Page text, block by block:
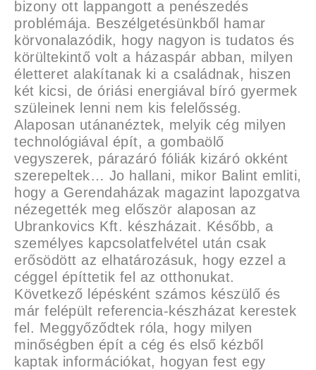
bizony ott lappangott a penészedés
problémája. Beszélgetésünkből hamar
körvonalazódik, hogy nagyon is tudatos és
körültekintő volt a házaspár abban, milyen
életteret alakítanak ki a családnak, hiszen
két kicsi, de óriási energiával bíró gyermek
szüleinek lenni nem kis felelősség.
Alaposan utánanéztek, melyik cég milyen
technológiával épít, a gombaölő
vegyszerek, párazáró fóliák kizáró okként
szerepeltek… Jo hallani, mikor Balint emliti,
hogy a Gerendaházak magazint lapozgatva
nézegették meg először alaposan az
Ubrankovics Kft. készházait. Később, a
személyes kapcsolatfelvétel után csak
erősödött az elhatározásuk, hogy ezzel a
céggel építtetik fel az otthonukat.
Következő lépésként számos készülő és
már felépült referencia-készházat kerestek
fel. Meggyőződtek róla, hogy milyen
minőségben épít a cég és első kézből
kaptak információkat, hogyan fest egy